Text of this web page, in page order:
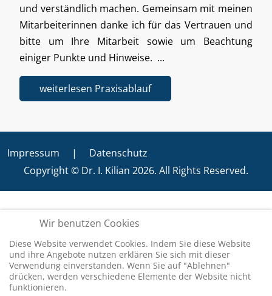
und verständlich machen. Gemeinsam mit meinen
Mitarbeiterinnen danke ich für das Vertrauen und
bitte um Ihre Mitarbeit sowie um Beachtung
einiger Punkte und Hinweise. ...
weiterlesen Praxisablauf
Impressum |
Datenschutz
Copyright © Dr. I. Kilian 2026. All Rights Reserved.
Wir benutzen Cookies
Diese Website verwendet Cookies. Indem Sie diese Website
und ihre Angebote nutzen erklären Sie sich mit dieser
Verwendung einverstanden. Wenn Sie auf "Ablehnen"
drücken, werden verschiedene Elemente der Website nicht
funktionieren.